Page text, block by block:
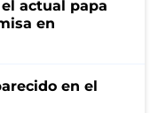
actual papa
en
en el